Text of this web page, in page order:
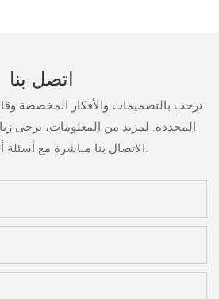
اتصل بنا
نرحب بالتصميمات والأفكار المخصصة
المحددة. لمزيد من المعلومات، يرجى